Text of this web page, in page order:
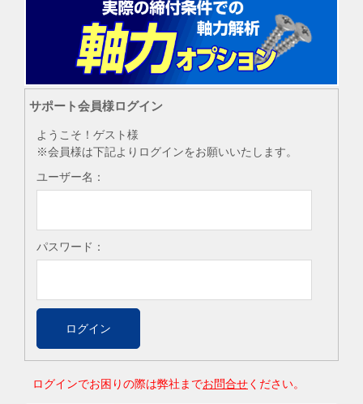
サポート会員様ログイン
ようこそ！ゲスト様
※会員様は下記よりログインをお願いいたします。
ユーザー名：
パスワード：
ログインでお困りの際は弊社までお問合せください。